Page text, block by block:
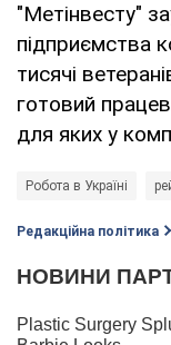
"Метінвесту"
підприємства
тисячі
готовий
для яких у
Робота в Україні
Редакційна політика